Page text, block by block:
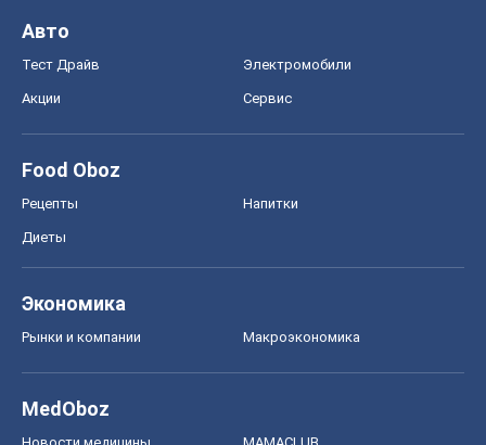
Авто
Тест Драйв Электромобили
Акции Сервис
Food Oboz
Рецепты Напитки
Диеты
Экономика
Рынки и компании Mакроэкономика
MedOboz